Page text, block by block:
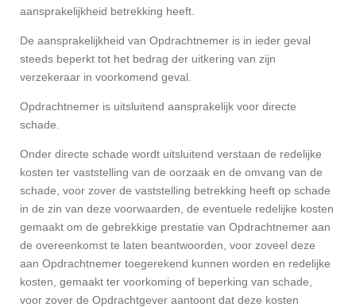
aansprakelijkheid betrekking heeft.
De aansprakelijkheid van Opdrachtnemer is in ieder geval
steeds beperkt tot het bedrag der uitkering van zijn
verzekeraar in voorkomend geval.
Opdrachtnemer is uitsluitend aansprakelijk voor directe
schade.
Onder directe schade wordt uitsluitend verstaan de redelijke
kosten ter vaststelling van de oorzaak en de omvang van de
schade, voor zover de vaststelling betrekking heeft op schade
in de zin van deze voorwaarden, de eventuele redelijke kosten
gemaakt om de gebrekkige prestatie van Opdrachtnemer aan
de overeenkomst te laten beantwoorden, voor zoveel deze
aan Opdrachtnemer toegerekend kunnen worden en redelijke
kosten, gemaakt ter voorkoming of beperking van schade,
voor zover de Opdrachtgever aantoont dat deze kosten